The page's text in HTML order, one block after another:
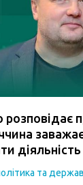
заважає
та